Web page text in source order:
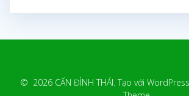
© 2026 CẤN ĐÌNH THÁI. Tạo với